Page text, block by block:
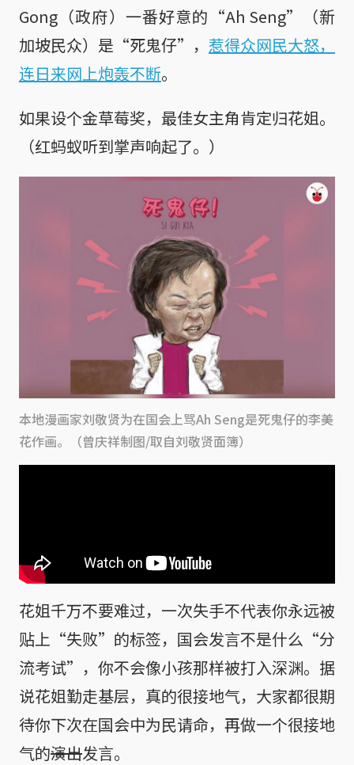
Gong（政府）一番好意的“Ah Seng”（新
加坡民众）是“死鬼仔”， 惹得众网民大怒，
连日来网上炮轰不断。
如果设个金草莓奖，最佳女主角肯定归花姐。
（红蚂蚁听到掌声响起了。）
本地漫画家刘敬贤为在国会上骂Ah Seng是死鬼仔的李美
花作画。（曾庆祥制图/取自刘敬贤面簿）
花姐千万不要难过，一次失手不代表你永远被
贴上“失败”的标签，国会发言不是什么“分
流考试”，你不会像小孩那样被打入深渊。据
说花姐勤走基层，真的很接地气，大家都很期
待你下次在国会中为民请命，再做一个很接地
气的演出发言。